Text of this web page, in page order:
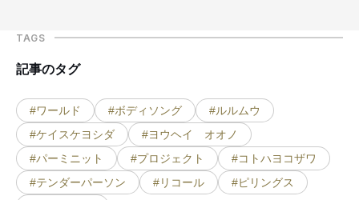
TAGS
記事のタグ
#ワールド #ボディソング
#ルルムウ
#ケイスケヨシダ
#ヨウヘイ オオノ
#パーミニット
#プロジェクト
#コトハヨコザワ
#テンダーパーソン
#リコール
#ピリングス